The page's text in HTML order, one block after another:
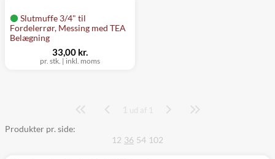
Slutmuffe 3/4" til
Fordelerrør, Messing med TEA
Belægning
pr. stk. | inkl. moms
33,00 kr.
Side
1 ud af 1
Produkter pr. side:
12 36 54 102